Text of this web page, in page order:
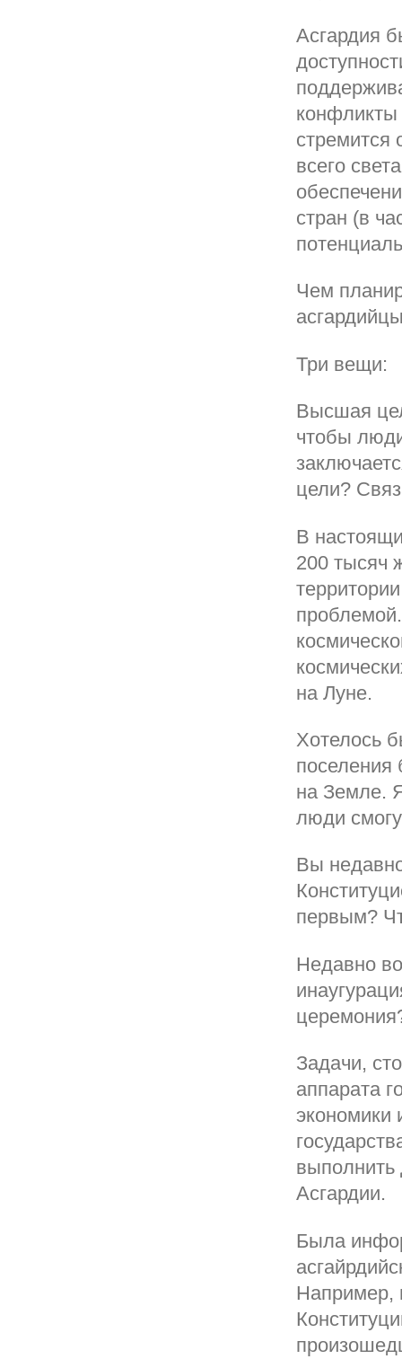
Асгардия
конфликты
стремится
всего
стран (в
Чем
Три вещи:
Высшая
чтобы
цели?
В
200 тысяч
на Луне.
Хотелось
поселения
на Земле.
люди
Вы
первым?
Недавно
Задачи,
аппарата
экономики
выполнить
Асгардии.
Была
Например,